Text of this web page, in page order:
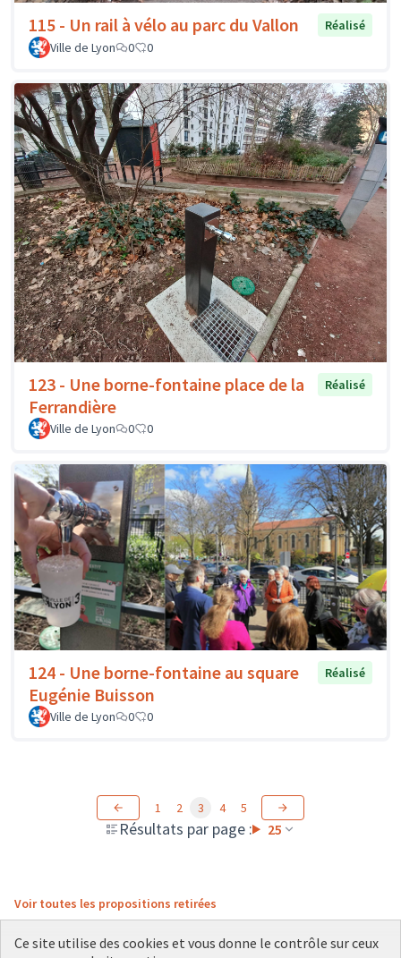
115 - Un rail à vélo au parc du Vallon
Réalisé
Ville de Lyon
0 0
123 - Une borne-fontaine place de la
Ferrandière
Réalisé
Ville de Lyon 0 0
124 - Une borne-fontaine au square
Eugénie Buisson
Réalisé
Ville de Lyon 0 0
Résultats par page : 25
1 2 3 4 5
Voir toutes les propositions retirées
Ce site utilise des cookies et vous donne le contrôle sur ceux